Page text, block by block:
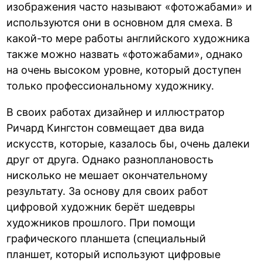
изображения часто называют «фотожабами» и
используются они в основном для смеха. В
какой-то мере работы английского художника
также можно назвать «фотожабами», однако
на очень высоком уровне, который доступен
только профессиональному художнику.
В своих работах дизайнер и иллюстратор
Ричард Кингстон совмещает два вида
искусств, которые, казалось бы, очень далеки
друг от друга. Однако разноплановость
нисколько не мешает окончательному
результату. За основу для своих работ
цифровой художник берёт шедевры
художников прошлого. При помощи
графического планшета (специальный
планшет, который используют цифровые